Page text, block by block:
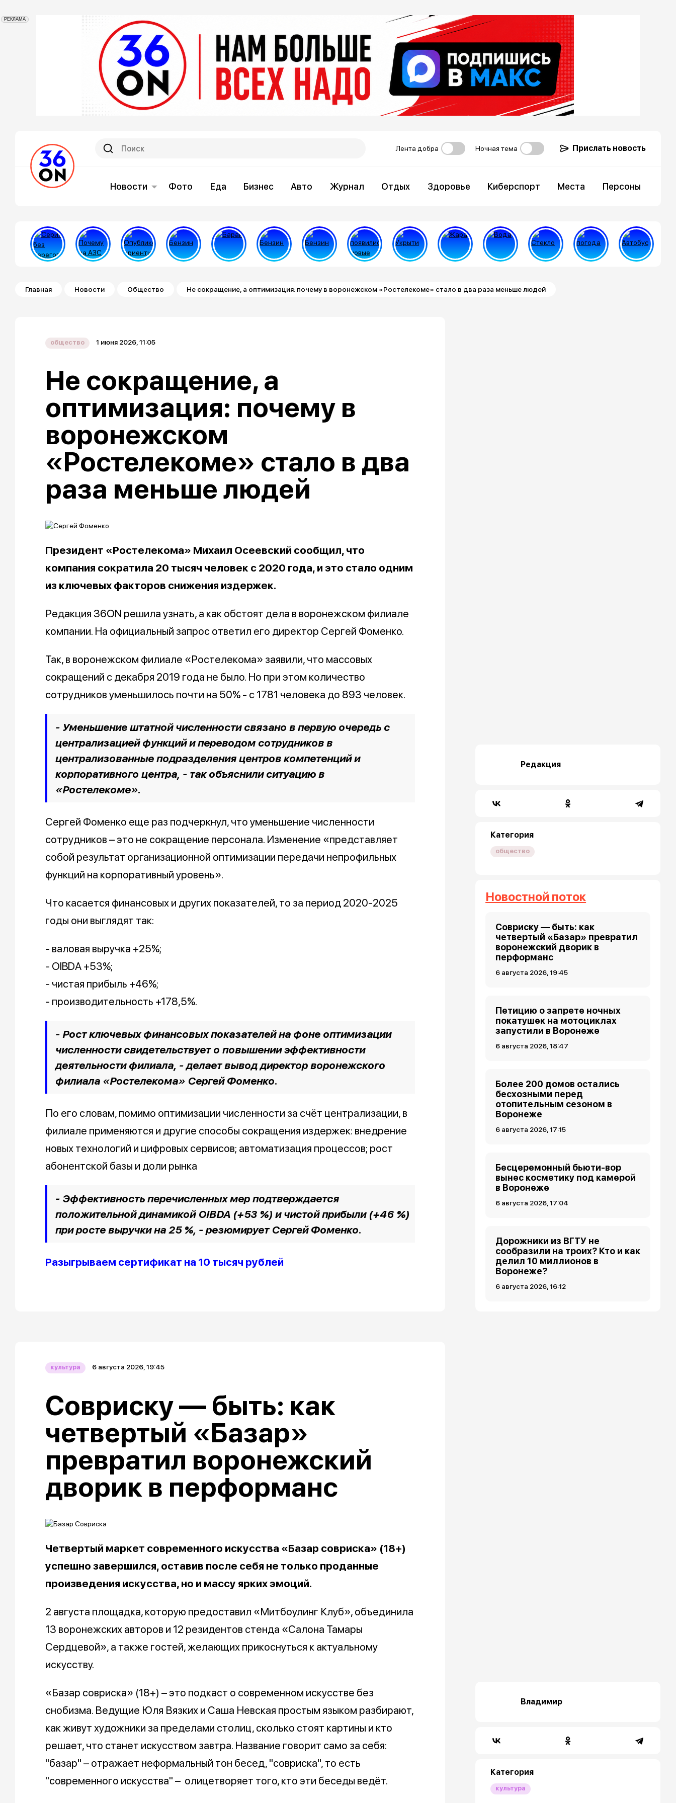
РЕКЛАМА
Лента добра Ночная тема Прислать новость
Новости Фото Еда Бизнес Авто Журнал Отдых Здоровье Киберспорт Места Персоны
Строка навигации
Главная Новости Общество Не сокращение, а оптимизация: почему в воронежском «Ростелекоме» стало в два раза меньше людей
общество 1 июня 2026, 11:05
Не сокращение, а
оптимизация: почему в
воронежском
«Ростелекоме» стало в два
раза меньше людей
Президент «Ростелекома» Михаил Осеевский сообщил, что
компания сократила 20 тысяч человек с 2020 года, и это стало одним
из ключевых факторов снижения издержек.
Редакция 36ON решила узнать, а как обстоят дела в воронежском филиале
компании. На официальный запрос ответил его директор Сергей Фоменко.
Так, в воронежском филиале «Ростелекома» заявили, что массовых
сокращений с декабря 2019 года не было. Но при этом количество
сотрудников уменьшилось почти на 50% - с 1781 человека до 893 человек.
- Уменьшение штатной численности связано в первую очередь с
централизацией функций и переводом сотрудников в
централизованные подразделения центров компетенций и
корпоративного центра, - так объяснили ситуацию в
«Ростелекоме».
Сергей Фоменко еще раз подчеркнул, что уменьшение численности
сотрудников – это не сокращение персонала. Изменение «представляет
собой результат организационной оптимизации передачи непрофильных
функций на корпоративный уровень».
Что касается финансовых и других показателей, то за период 2020-2025
годы они выглядят так:
- валовая выручка +25%;
- OIBDA +53%;
- чистая прибыль +46%;
- производительность +178,5%.
- Рост ключевых финансовых показателей на фоне оптимизации
численности свидетельствует о повышении эффективности
деятельности филиала, - делает вывод директор воронежского
филиала «Ростелекома» Сергей Фоменко.
По его словам, помимо оптимизации численности за счёт централизации, в
филиале применяются и другие способы сокращения издержек: внедрение
новых технологий и цифровых сервисов; автоматизация процессов; рост
абонентской базы и доли рынка
- Эффективность перечисленных мер подтверждается
положительной динамикой OIBDA (+53 %) и чистой прибыли (+46 %)
при росте выручки на 25 %, - резюмирует Сергей Фоменко.
Разыгрываем сертификат на 10 тысяч рублей
Редакция
Категория
общество
Новостной поток
Совриску — быть: как
четвертый «Базар» превратил
воронежский дворик в
перформанс
6 августа 2026, 19:45
Петицию о запрете ночных
покатушек на мотоциклах
запустили в Воронеже
6 августа 2026, 18:47
Более 200 домов остались
бесхозными перед
отопительным сезоном в
Воронеже
6 августа 2026, 17:15
Бесцеремонный бьюти-вор
вынес косметику под камерой
в Воронеже
6 августа 2026, 17:04
Дорожники из ВГТУ не
сообразили на троих? Кто и как
делил 10 миллионов в
Воронеже?
6 августа 2026, 16:12
культура 6 августа 2026, 19:45
Совриску — быть: как
четвертый «Базар»
превратил воронежский
дворик в перформанс
Четвертый маркет современного искусства «Базар совриска» (18+)
успешно завершился, оставив после себя не только проданные
произведения искусства, но и массу ярких эмоций.
2 августа площадка, которую предоставил «Митбоулинг Клуб», объединила
13 воронежских авторов и 12 резидентов стенда «Салона Тамары
Сердцевой», а также гостей, желающих прикоснуться к актуальному
искусству.
«Базар совриска» (18+) – это подкаст о современном искусстве без
снобизма. Ведущие Юля Вязких и Саша Невская простым языком разбирают,
как живут художники за пределами столиц, сколько стоят картины и кто
решает, что станет искусством завтра. Название говорит само за себя:
"базар" – отражает неформальный тон бесед, "совриска", то есть
"современного искусства" – олицетворяет того, кто эти беседы ведёт.
Владимир
Категория
культура